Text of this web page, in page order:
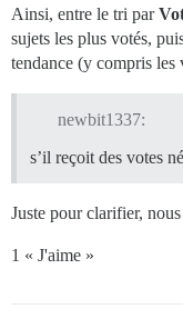
Ainsi, entre le tri par
sujets les plus votés,
tendance (y compris les
newbit1337:
s’il reçoit des votes
Juste pour clarifier,
1 « J'aime »